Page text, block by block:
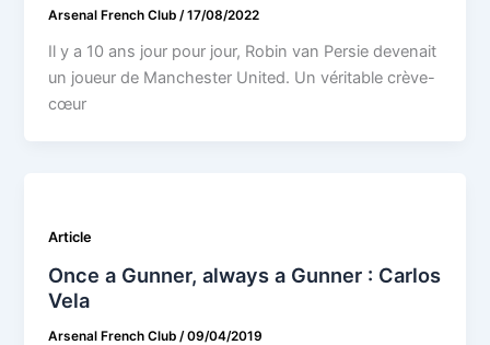
Arsenal French Club/17/08/2022
Il y a 10 ans jour pour jour, Robin van Persie devenait
un joueur de Manchester United. Un véritable crève-
cœur
Article
Once a Gunner, always a Gunner : Carlos
Vela
Arsenal French Club /09/04/2019